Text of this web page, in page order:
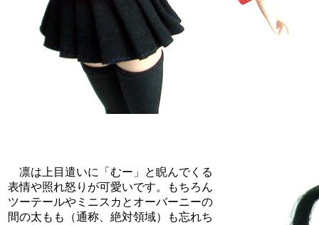
凛は上目遣いに「むー」と睨んでくる
表情や照れ怒りが可愛いです。もちろん
ツーテールやミニスカとオーバーニーの
間の太もも（通称、絶対領域）も忘れち